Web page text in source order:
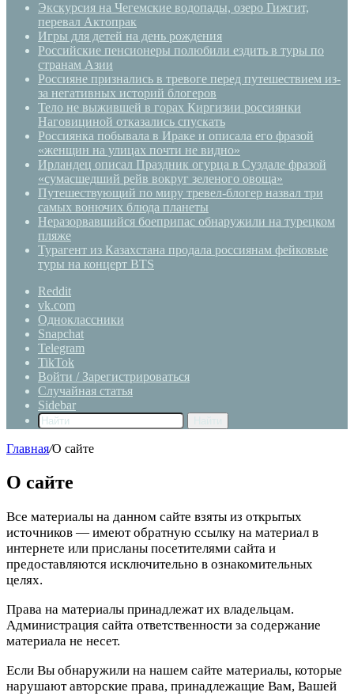
Экскурсия на Чегемские водопады, озеро Гижгит,
перевал Актопрак
Игры для детей на день рождения
Российские пенсионеры полюбили ездить в туры по
странам Азии
Россияне признались в тревоге перед путешествием из-
за негативных историй блогеров
Тело не выжившей в горах Киргизии россиянки
Наговициной отказались спускать
Россиянка побывала в Ираке и описала его фразой
«женщин на улицах почти не видно»
Ирландец описал Праздник огурца в Суздале фразой
«сумасшедший рейв вокруг зеленого овоща»
Путешествующий по миру тревел-блогер назвал три
самых вонючих блюда планеты
Неразорвавшийся боеприпас обнаружили на турецком
пляже
Турагент из Казахстана продала россиянам фейковые
туры на концерт BTS
Reddit
vk.com
Одноклассники
Snapchat
Telegram
TikTok
Войти / Зарегистрироваться
Случайная статья
Sidebar
Главная/О сайте
О сайте
Все материалы на данном сайте взяты из открытых
источников — имеют обратную ссылку на материал в
интернете или присланы посетителями сайта и
предоставляются исключительно в ознакомительных
целях.
Права на материалы принадлежат их владельцам.
Администрация сайта ответственности за содержание
материала не несет.
Если Вы обнаружили на нашем сайте материалы, которые
нарушают авторские права, принадлежащие Вам, Вашей